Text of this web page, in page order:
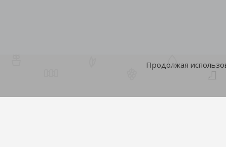
Продолжая